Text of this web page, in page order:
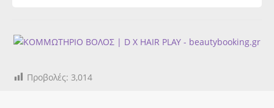
Προβολές: 3,014